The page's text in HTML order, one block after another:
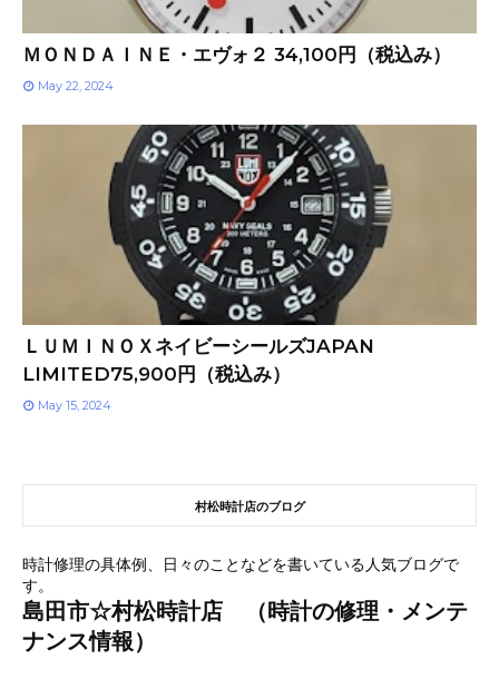
ＭＯＮＤＡＩＮＥ・エヴォ２ 34,100円（税込み）
May 22, 2024
ＬＵＭＩＮＯＸネイビーシールズJAPAN
LIMITED75,900円（税込み）
May 15, 2024
村松時計店のブログ
時計修理の具体例、日々のことなどを書いている人気ブログで
す。
島田市☆村松時計店 （時計の修理・メンテ
ナンス情報）